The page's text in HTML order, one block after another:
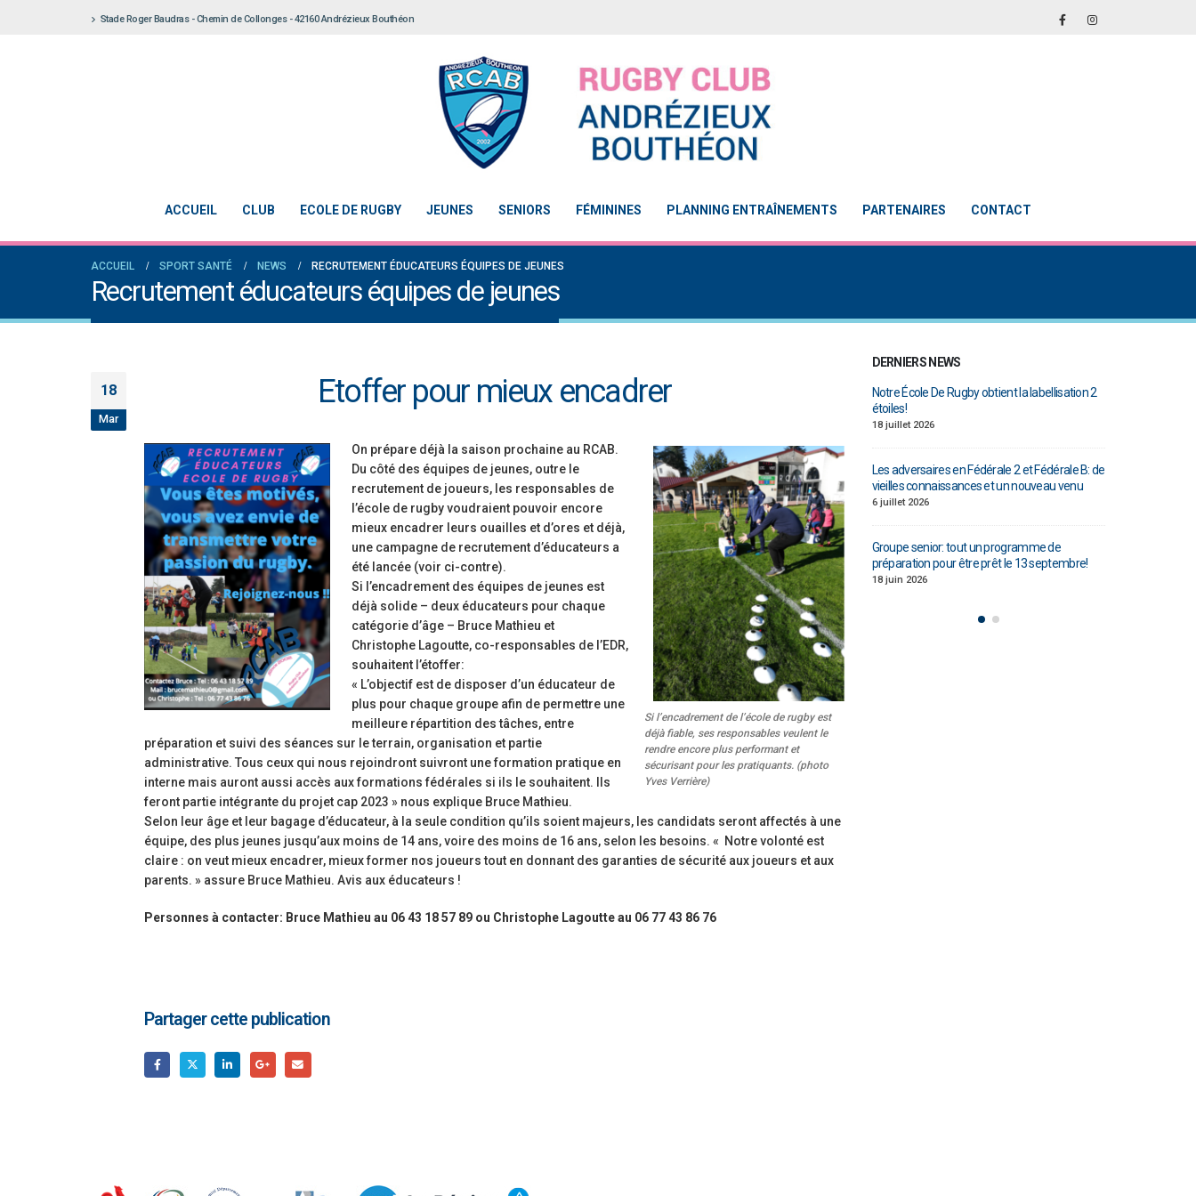
Stade Roger Baudras - Chemin de Collonges - 42160 Andrézieux Bouthéon
ACCUEIL CLUB ECOLE DE RUGBY JEUNES SENIORS FÉMININES PLANNING ENTRAÎNEMENTS PARTENAIRES CONTACT
ACCUEIL SPORT SANTÉ NEWS RECRUTEMENT ÉDUCATEURS ÉQUIPES DE JEUNES
Recrutement éducateurs équipes de jeunes
18
Mar
Etoffer pour mieux encadrer
Si l’encadrement de l’école de rugby est
déjà fiable, ses responsables veulent le
rendre encore plus performant et
sécurisant pour les pratiquants. (photo
Yves Verrière)
On prépare déjà la saison prochaine au RCAB.
Du côté des équipes de jeunes, outre le
recrutement de joueurs, les responsables de
l’école de rugby voudraient pouvoir encore
mieux encadrer leurs ouailles et d’ores et déjà,
une campagne de recrutement d’éducateurs a
été lancée (voir ci-contre).
Si l’encadrement des équipes de jeunes est
déjà solide – deux éducateurs pour chaque
catégorie d’âge – Bruce Mathieu et
Christophe Lagoutte, co-responsables de l’EDR,
souhaitent l’étoffer:
« L’objectif est de disposer d’un éducateur de
plus pour chaque groupe afin de permettre une
meilleure répartition des tâches, entre
préparation et suivi des séances sur le terrain, organisation et partie
administrative. Tous ceux qui nous rejoindront suivront une formation pratique en
interne mais auront aussi accès aux formations fédérales si ils le souhaitent. Ils
feront partie intégrante du projet cap 2023 » nous explique Bruce Mathieu.
Selon leur âge et leur bagage d’éducateur, à la seule condition qu’ils soient majeurs, les candidats seront affectés à une
équipe, des plus jeunes jusqu’aux moins de 14 ans, voire des moins de 16 ans, selon les besoins. « Notre volonté est
claire : on veut mieux encadrer, mieux former nos joueurs tout en donnant des garanties de sécurité aux joueurs et aux
parents. » assure Bruce Mathieu. Avis aux éducateurs !
Personnes à contacter: Bruce Mathieu au 06 43 18 57 89 ou Christophe Lagoutte au 06 77 43 86 76
Partager cette publication
DERNIERS NEWS
Notre École De Rugby obtient la labellisation 2
étoiles!
Les adversaires en Fédérale 2 et Fédérale B: de
vieilles connaissances et un nouveau venu
6 juillet 2026
Groupe senior: tout un programme de
préparation pour être prêt le 13 septembre!
18 juin 2026
Le Touch du RCAB se distingue en finale de
Bilan des seniors garçons par Philippe
Buffevant dans Le Progrès
6 mai 2026
Fédérale 2 et Fédérale B: finir sur une bonne
note en priorité
25 avril 2026
Notre École De Rugby obtient la labellisation 2
étoiles!
18 juillet 2026
Les adversaires en Fédérale 2 et Fédérale B: de
vieilles connaissances et un nouveau venu
6 juillet 2026
Groupe senior: tout un programme de
préparation pour être prêt le 13 septembre!
18 juin 2026